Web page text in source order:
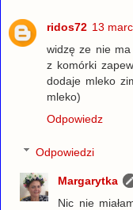
ridos72 13
widzę ze nie ma
z komórki
dodaje mleko
mleko)
Odpowiedz
Odpowiedzi
Margarytka
Nic nie